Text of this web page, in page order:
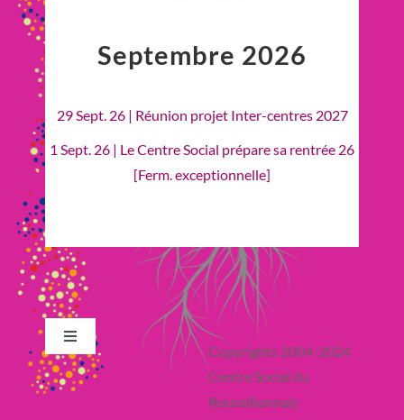
Septembre 2026
29 Sept. 26 | Réunion projet Inter-centres 2027
1 Sept. 26 | Le Centre Social prépare sa rentrée 26
[Ferm. exceptionnelle]
Toggle
Navigation
Retour en Haut
Copyrights 2004-2024
Centre Social du
Roussillonnais